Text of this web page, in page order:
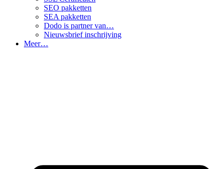
SEO pakketten
SEA pakketten
Dodo is partner van…
Nieuwsbrief inschrijving
Meer…